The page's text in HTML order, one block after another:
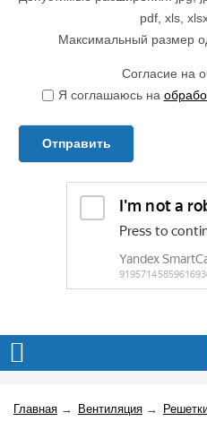
pdf, xls,
Максимальный размер
Согласие на
Я соглашаюсь на
Отправить
Главная → Вентиляция →